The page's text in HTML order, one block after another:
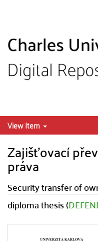
View Item
Zajišťovací
práva
Security transfer of
diploma thesis (